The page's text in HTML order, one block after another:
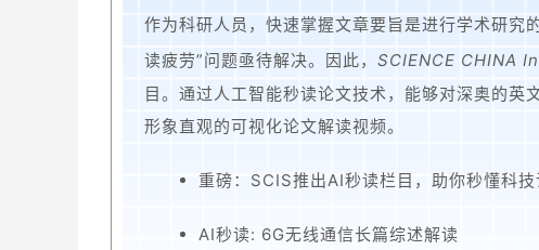
作为科研人员，快速掌握文章要旨是进行学术研究
读疲劳”问题亟待解决。因此， SCIENCE CHINA
目。通过人工智能秒读论文技术，能够对深奥的英
形象直观的可视化论文解读视频。
重磅：SCIS推出AI秒读栏目，助你秒懂科技
AI秒读: 6G无线通信长篇综述解读